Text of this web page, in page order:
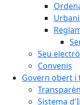
Seu
Convenis
Govern obert i
Sistema